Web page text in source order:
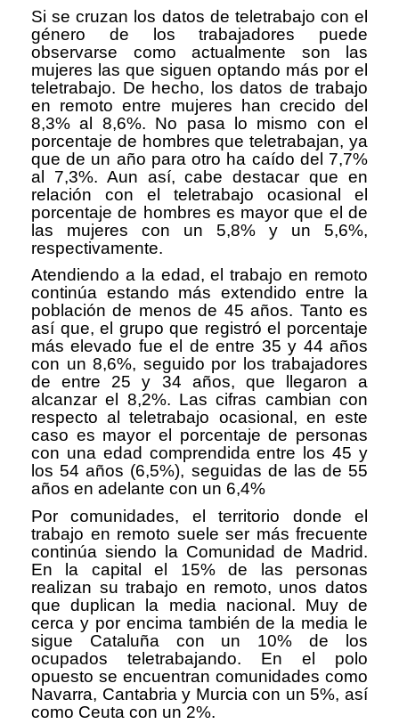
Si se cruzan los datos de teletrabajo con el
género de los trabajadores puede
observarse como actualmente son las
mujeres las que siguen optando más por el
teletrabajo. De hecho, los datos de trabajo
en remoto entre mujeres han crecido del
8,3% al 8,6%. No pasa lo mismo con el
porcentaje de hombres que teletrabajan, ya
que de un año para otro ha caído del 7,7%
al 7,3%. Aun así, cabe destacar que en
relación con el teletrabajo ocasional el
porcentaje de hombres es mayor que el de
las mujeres con un 5,8% y un 5,6%,
respectivamente.
Atendiendo a la edad, el trabajo en remoto
continúa estando más extendido entre la
población de menos de 45 años. Tanto es
así que, el grupo que registró el porcentaje
más elevado fue el de entre 35 y 44 años
con un 8,6%, seguido por los trabajadores
de entre 25 y 34 años, que llegaron a
alcanzar el 8,2%. Las cifras cambian con
respecto al teletrabajo ocasional, en este
caso es mayor el porcentaje de personas
con una edad comprendida entre los 45 y
los 54 años (6,5%), seguidas de las de 55
años en adelante con un 6,4%
Por comunidades, el territorio donde el
trabajo en remoto suele ser más frecuente
continúa siendo la Comunidad de Madrid.
En la capital el 15% de las personas
realizan su trabajo en remoto, unos datos
que duplican la media nacional. Muy de
cerca y por encima también de la media le
sigue Cataluña con un 10% de los
ocupados teletrabajando. En el polo
opuesto se encuentran comunidades como
Navarra, Cantabria y Murcia con un 5%, así
como Ceuta con un 2%.